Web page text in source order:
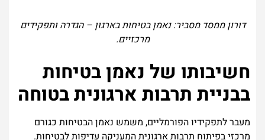
דורון ממסד מסביר: נאמן בטיחות בארגון – הגדרה ותפקידים
מרכזיים.
חשיבותו של נאמן בטיחות
בבניית תרבות ארגונית בטוחה
מעבר לתפקידיו הפורמליים, משמש נאמן הבטיחות כגורם
מרכזי בפיתוח תרבות ארגונית המעניקה עדיפות לבטיחות.